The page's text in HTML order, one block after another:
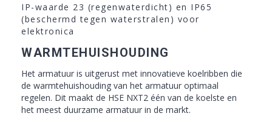
IP-waarde 23 (regenwaterdicht) en IP65
(beschermd tegen waterstralen) voor
elektronica
WARMTEHUISHOUDING
Het armatuur is uitgerust met innovatieve koelribben die
de warmtehuishouding van het armatuur optimaal
regelen. Dit maakt de HSE NXT2 één van de koelste en
het meest duurzame armatuur in de markt.